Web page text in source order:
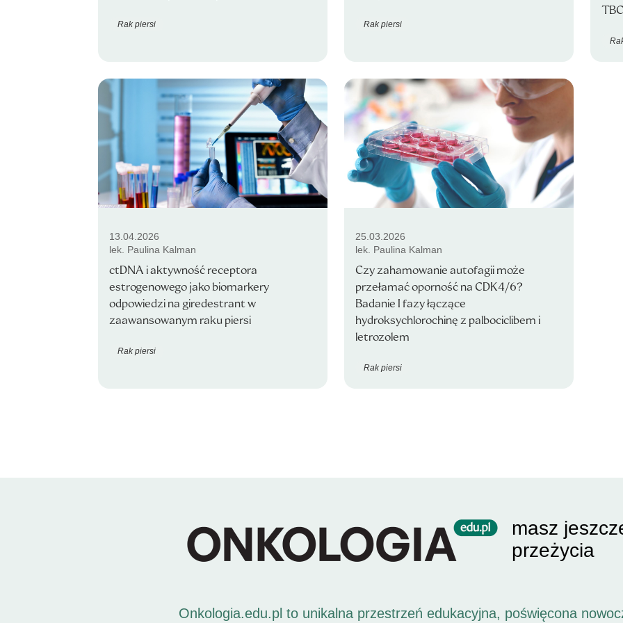
Rak piersi Rak piersi
13.04.2026
lek. Paulina Kalman
ctDNA i aktywność receptora
estrogenowego jako biomarkery
odpowiedzi na giredestrant w
zaawansowanym raku piersi
Rak piersi
25.03.2026
lek. Paulina Kalman
Czy zahamowanie autofagii może
przełamać oporność na CDK4/6?
Badanie I fazy łączące
hydroksychlorochinę z palbociclibem i
letrozolem
Rak piersi
masz
przeżycia
Onkologia.edu.pl to unikalna przestrzeń edukacyjna, poświęcona